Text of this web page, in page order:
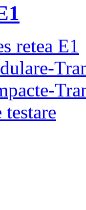
retea E1
testare